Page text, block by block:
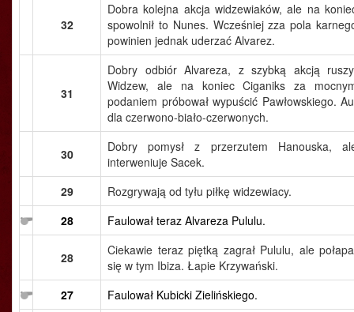
32
Dobra kolejna akcja widzewiaków, ale na
spowolnił to Nunes. Wcześniej zza pola
powinien jednak uderzać Alvarez.
31
Dobry odbiór Alvareza, z szybką akcją
Widzew, ale na koniec Ciganiks za
podaniem próbował wypuścić Pawłowskiego.
dla czerwono-biało-czerwonych.
30
Dobry pomysł z przerzutem Hanouska,
interweniuje Sacek.
29
Rozgrywają od tyłu piłkę widzewiacy.
28
Faulował teraz Alvareza Pululu.
28
Ciekawie teraz piętką zagrał Pululu, ale
się w tym Ibiza. Łapie Krzywański.
27
Faulował Kubicki Zielińskiego.